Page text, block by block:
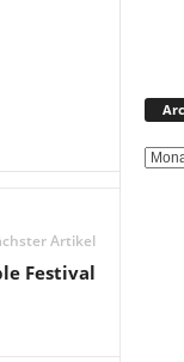
Artikel
Festival